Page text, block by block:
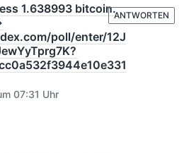
1.638993 bitcoin.
poll/enter/12J
07:31 Uhr
ANTWORTEN